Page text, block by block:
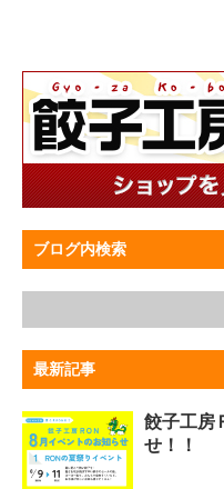
ブログ内検索
最新記事
餃子工房
せ！！